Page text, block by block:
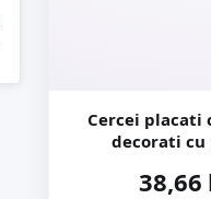
Cercei placati
decorati cu
38,66